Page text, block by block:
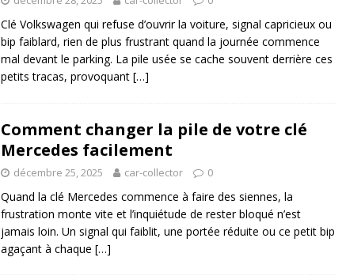
Clé Volkswagen qui refuse d’ouvrir la voiture, signal capricieux ou
bip faiblard, rien de plus frustrant quand la journée commence
mal devant le parking. La pile usée se cache souvent derrière ces
petits tracas, provoquant […]
Comment changer la pile de votre clé
Mercedes facilement
décembre 25, 2025 car-collector 0
Quand la clé Mercedes commence à faire des siennes, la
frustration monte vite et l’inquiétude de rester bloqué n’est
jamais loin. Un signal qui faiblit, une portée réduite ou ce petit bip
agaçant à chaque […]